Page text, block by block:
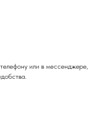
или в мессенджере,